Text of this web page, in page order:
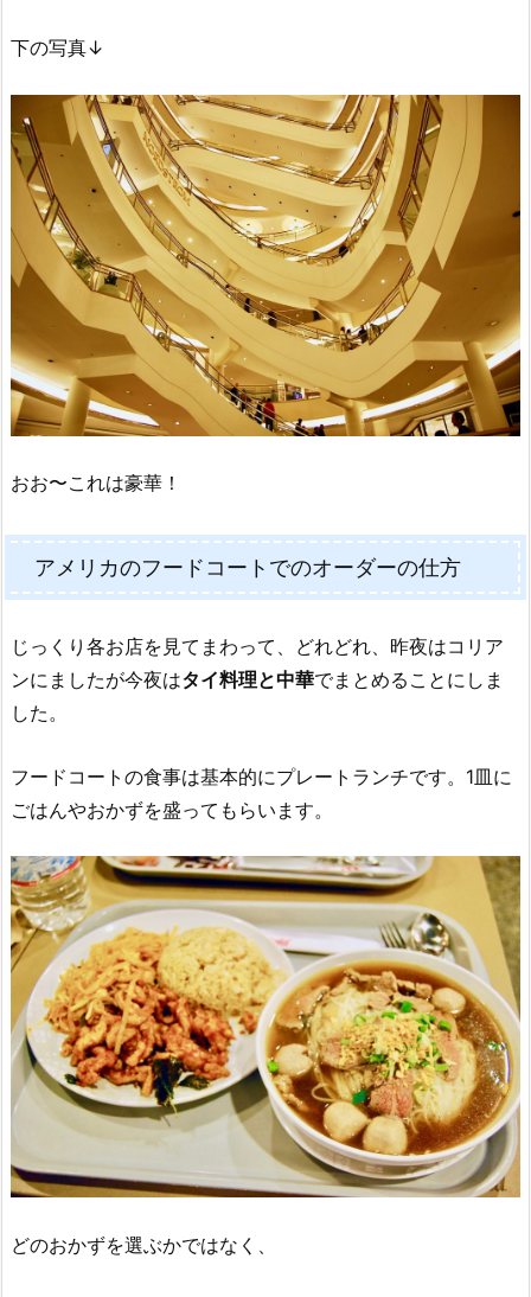
下の写真↓
おお〜これは豪華！
アメリカのフードコートでのオーダーの仕方
じっくり各お店を見てまわって、どれどれ、昨夜はコリア
ンにましたが今夜はタイ料理と中華でまとめることにしま
した。
フードコートの食事は基本的にプレートランチです。1皿に
ごはんやおかずを盛ってもらいます。
どのおかずを選ぶかではなく、